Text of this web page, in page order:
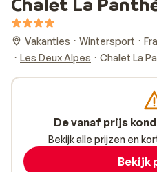
Vakanties Wintersport
Les Deux Alpes
Chalet La
De vanaf prijs
Bekijk alle prijzen en
Bekijk